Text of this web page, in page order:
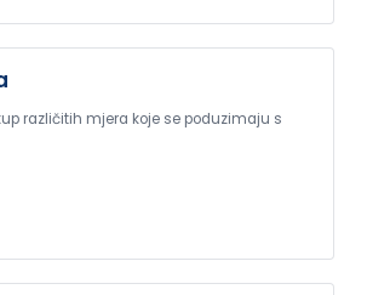
različitih mjera koje se poduzimaju s